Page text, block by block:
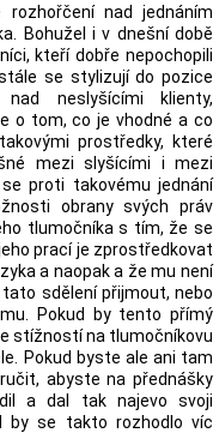
rozhořčení nad jednáním
Bohužel i v dnešní době
kteří dobře nepochopili
se stylizují do pozice
neslyšícími klienty,
o tom, co je vhodné a co
prostředky, které
mezi slyšícími i mezi
proti takovému jednání
obrany svých práv
tlumočníka s tím, že se
prací je zprostředkovat
a naopak a že mu není
sdělení přijmout, nebo
Pokud by tento přímý
stížností na tlumočníkovu
Pokud byste ale ani tam
abyste na přednášky
a dal tak najevo svoji
by se takto rozhodlo víc